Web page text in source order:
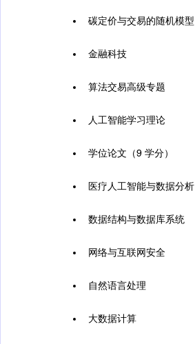
碳定价与交易的随机模型
金融科技
算法交易高级专题
人工智能学习理论
学位论文（9 学分）
医疗人工智能与数据分析
数据结构与数据库系统
网络与互联网安全
自然语言处理
大数据计算